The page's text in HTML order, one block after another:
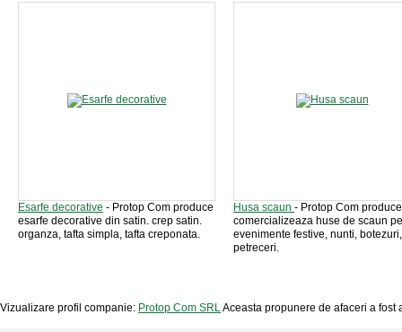
Esarfe decorative - Protop Com produce
esarfe decorative din satin. crep satin.
organza, tafta simpla, tafta creponata.
Husa scaun - Protop Com
comercializeaza huse de scaun
evenimente festive, nunti, botezuri,
petreceri.
Vizualizare profil companie: Protop Com SRLAceasta propunere de afaceri a fost